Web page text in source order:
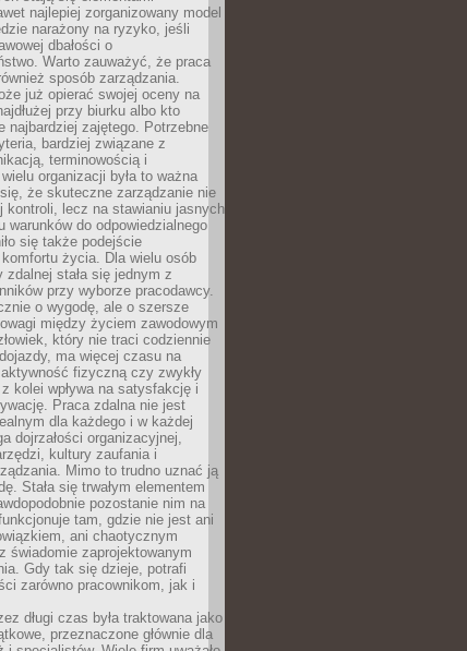
najlepiej zorganizowany model
narażony na ryzyko, jeśli
dbałości o
Warto zauważyć, że praca
sposób zarządzania.
już opierać swojej oceny na
przy biurku albo kto
najbardziej zajętego. Potrzebne
bardziej związane z
terminowością i
organizacji była to ważna
się, że skuteczne zarządzanie nie
kontroli, lecz na stawianiu jasnych
warunków do odpowiedzialnego
się także podejście
życia. Dla wielu osób
zdalnej stała się jednym z
przy wyborze pracodawcy.
o wygodę, ale o szersze
między życiem zawodowym
który nie traci codziennie
ma więcej czasu na
fizyczną czy zwykły
kolei wpływa na satysfakcję i
Praca zdalna nie jest
dla każdego i w każdej
dojrzałości organizacyjnej,
kultury zaufania i
Mimo to trudno uznać ją
Stała się trwałym elementem
pozostanie nim na
tam, gdzie nie jest ani
ani chaotycznym
świadomie zaprojektowanym
Gdy tak się dzieje, potrafi
zarówno pracownikom, jak i
długi czas była traktowana jako
przeznaczone głównie dla